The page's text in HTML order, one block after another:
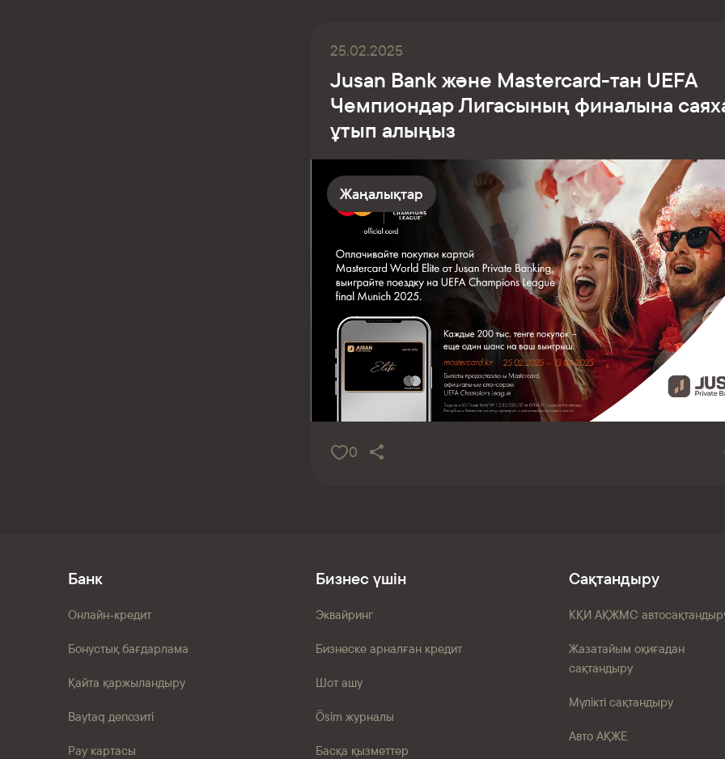
25.02.2025
Jusan Bank және Mastercard-тан UEFA
Чемпиондар Лигасының финалына
ұтып алыңыз
Жаңалықтар
0
Банк
Онлайн-кредит
Бонустық бағдарлама
Қайта қаржыландыру
Baytaq депозиті
Pay картасы
Бизнес үшін
Эквайринг
Бизнеске арналған кредит
Шот ашу
Ösim журналы
Басқа қызметтер
Сақтандыру
КҚИ АҚЖМС
Жазатайым оқиғадан
сақтандыру
Мүлікті сақтандыру
Авто АҚЖЕ